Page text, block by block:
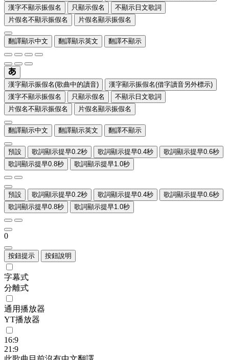
漢字不顯示振假名
只顯示假名
不顯示日文歌詞
片假名不顯示振假名
片假名顯示振假名
翻譯顯示中文 翻譯顯示英文 翻譯不顯示
漢字顯示振假名(歌曲中的讀音)
漢字顯示振假名(借字讀音另外標示)
漢字不顯示振假名
只顯示假名
不顯示日文歌詞
片假名不顯示振假名
片假名顯示振假名
翻譯顯示中文 翻譯顯示英文 翻譯不顯示
預設 歌詞顯示提早0.2秒 歌詞顯示提早0.4秒
歌詞顯示提早0.6秒
歌詞顯示提早0.8秒
歌詞顯示提早1.0秒
預設 歌詞顯示提早0.2秒 歌詞顯示提早0.4秒
歌詞顯示提早0.6秒
歌詞顯示提早0.8秒
歌詞顯示提早1.0秒
0
按鈕提示 按鈕說明
字幕式
分離式
通用播放器
YT播放器
16:9
21:9